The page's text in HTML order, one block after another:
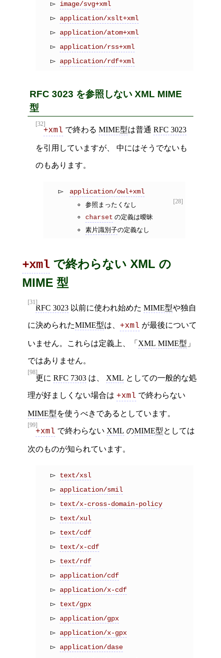
image/svg+xml
application/xslt+xml
application/atom+xml
application/rss+xml
application/rdf+xml
RFC 3023 を参照しない XML MIME
型
[32]
+xml で終わる MIME型は普通 RFC 3023
を引用していますが、 中にはそうでないも
のもあります。
[28]
application/owl+xml
参照まったくなし
charset の定義は曖昧
素片識別子の定義なし
+xmlで終わらない XML の
MIME 型
[31]
RFC 3023 以前に使われ始めた MIME型や独自
に決められたMIME型は、 +xml が最後について
いません。これらは定義上、「 XML MIME型 」
ではありません。
[98]
更に RFC 7303 は、 XML としての一般的な処
理が好ましくない場合は +xml で終わらない
MIME型を使うべきであるとしています。
[99]
+xml で終わらない XML のMIME型としては
次のものが知られています。
text/xsl
application/smil
text/x-cross-domain-policy
text/xul
text/cdf
text/x-cdf
text/rdf
application/cdf
application/x-cdf
text/gpx
application/gpx
application/x-gpx
application/dase